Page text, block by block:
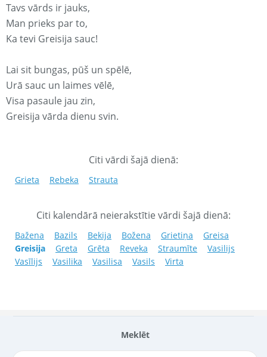
Meklēt
Tavs vārds ir jauks,
Man prieks par to,
Ka tevi Greisija sauc!
Lai sit bungas, pūš un spēlē,
Urā sauc un laimes vēlē,
Visa pasaule jau zin,
Greisija vārda dienu svin.
Citi vārdi šajā dienā:
Grieta Rebeka Strauta
Citi kalendārā neierakstītie vārdi šajā dienā:
Bažena Bazils Bekija Božena Grietiņa
Greisa
Greisija
Greta Grēta Reveka Straumīte
Vasilijs
Vasīlijs
Vasilika Vasilisa Vasils Virta